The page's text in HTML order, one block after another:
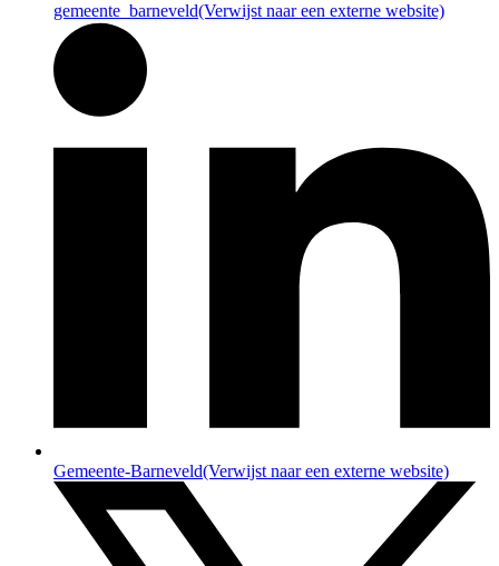
gemeente_barneveld(Verwijst naar een externe website)
Gemeente-Barneveld(Verwijst naar een externe website)